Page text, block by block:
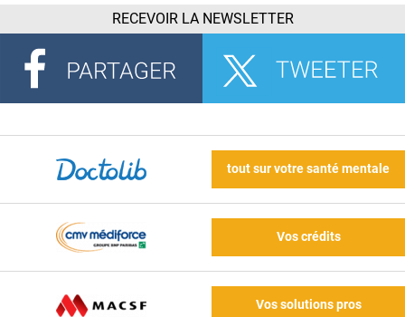
RECEVOIR LA NEWSLETTER
tout sur votre santé mentale
Vos crédits
Vos solutions pros